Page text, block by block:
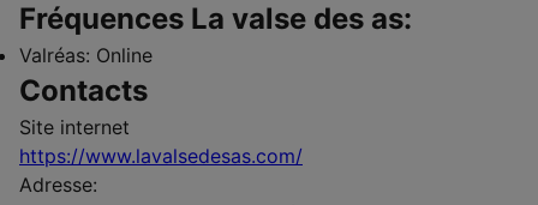
Fréquences La valse des as:
Valréas: Online
Contacts
Site internet
https://www.lavalsedesas.com/
Adresse: